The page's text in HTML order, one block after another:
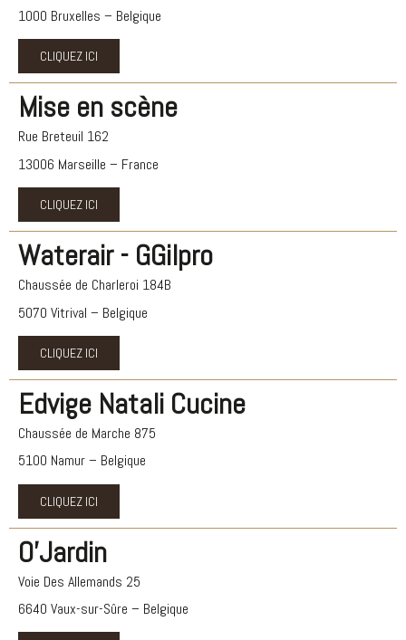
1000 Bruxelles – Belgique
CLIQUEZ ICI
Mise en scène
Rue Breteuil 162
13006 Marseille – France
CLIQUEZ ICI
Waterair - GGilpro
Chaussée de Charleroi 184B
5070 Vitrival – Belgique
CLIQUEZ ICI
Edvige Natali Cucine
Chaussée de Marche 875
5100 Namur – Belgique
CLIQUEZ ICI
O'Jardin
Voie Des Allemands 25
6640 Vaux-sur-Sûre – Belgique